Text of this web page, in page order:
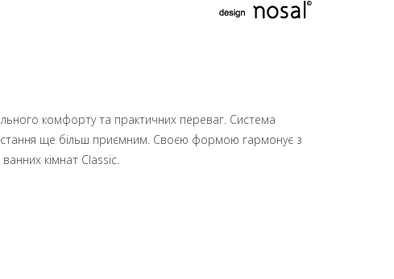
комфорту та практичних переваг. Система
ще більш приємним. Своєю формою гармонує з
кімнат Classic.